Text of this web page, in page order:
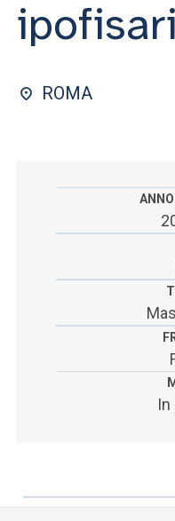
SEI UN DOCENTE O UN MEMBRO
ACCEDI A CLOUDMAIL
ROMA